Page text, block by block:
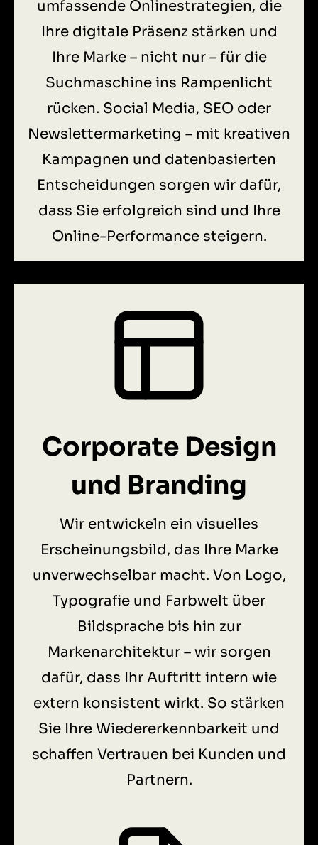
umfassende Onlinestrategien, die
Ihre digitale Präsenz stärken und
Ihre Marke – nicht nur – für die
Suchmaschine ins Rampenlicht
rücken. Social Media, SEO oder
Newslettermarketing – mit kreativen
Kampagnen und datenbasierten
Entscheidungen sorgen wir dafür,
dass Sie erfolgreich sind und Ihre
Online-Performance steigern.
Corporate Design
und Branding
Wir entwickeln ein visuelles
Erscheinungsbild, das Ihre Marke
unverwechselbar macht. Von Logo,
Typografie und Farbwelt über
Bildsprache bis hin zur
Markenarchitektur – wir sorgen
dafür, dass Ihr Auftritt intern wie
extern konsistent wirkt. So stärken
Sie Ihre Wiedererkennbarkeit und
schaffen Vertrauen bei Kunden und
Partnern.